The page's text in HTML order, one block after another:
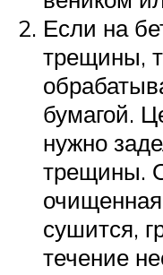
Если на
трещины,
бумагой.
нужно
трещины.
сушится,
течение